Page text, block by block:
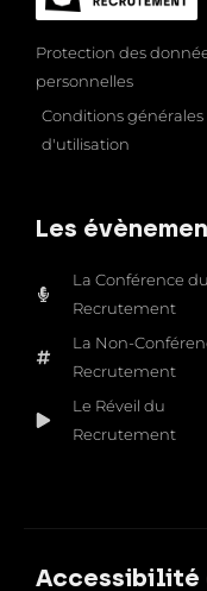
Protection des
personnelles
Conditions générales
d'utilisation
Les
La Conférence du
Recrutement
La Non-
Recrutement
Le Réveil du
Recrutement
Accessibilité